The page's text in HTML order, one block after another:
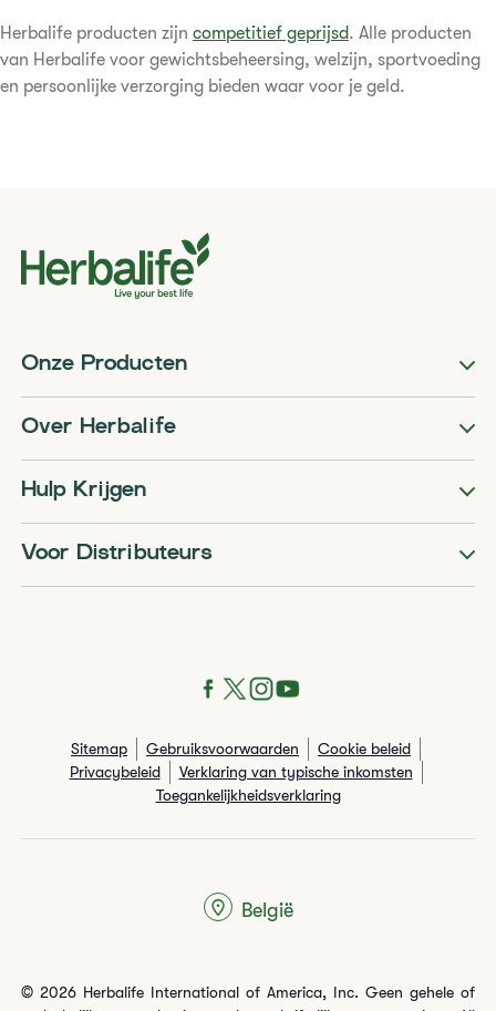
Herbalife producten zijn competitief geprijsd. Alle producten
van Herbalife voor gewichtsbeheersing, welzijn, sportvoeding
en persoonlijke verzorging bieden waar voor je geld.
Onze Producten
Over Herbalife
Hulp Krijgen
Voor Distributeurs
Sitemap Gebruiksvoorwaarden
Cookie beleid
Privacybeleid
Verklaring van typische inkomsten
Toegankelijkheidsverklaring
© 2026 Herbalife International of America, Inc. Geen gehele of
België